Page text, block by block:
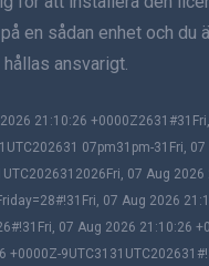
Ελληνικά
體中文
Melayu
en sådan enhet och du
ansvarigt.
21:10:26
07pm31pm-31Fri,
07 Aug 2026
07 Aug 2026
07 Aug 2026 21:10:26
+0000Z-